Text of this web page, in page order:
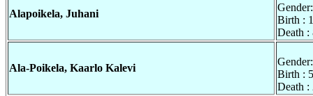
Alapoikela, Juhani
Birth :
Death :
Ala-Poikela, Kaarlo Kalevi
Birth :
Death :